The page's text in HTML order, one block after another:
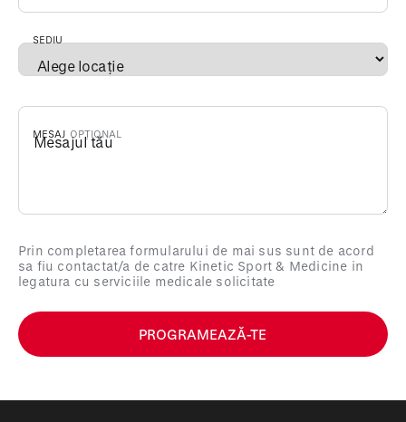
SEDIU
MESAJ
Prin completarea formularului de mai sus sunt de acord
sa fiu contactat/a de catre Kinetic Sport & Medicine in
legatura cu serviciile medicale solicitate
PROGRAMEAZĂ-TE